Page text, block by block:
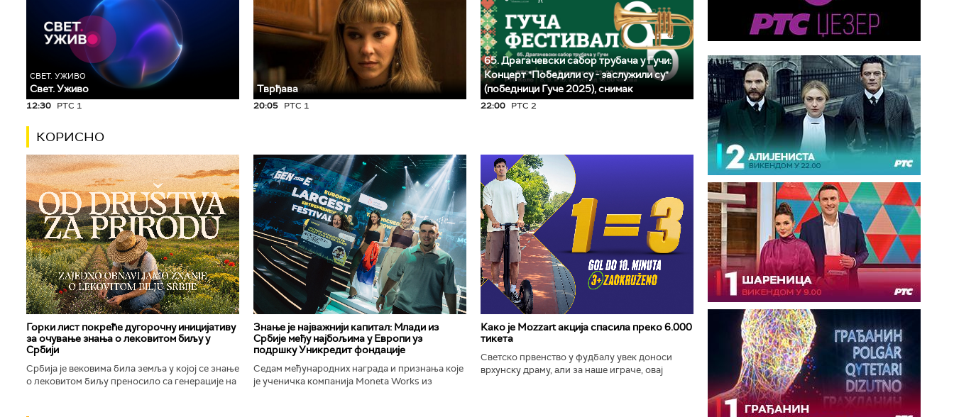
СВЕТ. УЖИВО
Свет. Уживо
12:30 РТС 1
Тврђава
20:05 РТС 1
65. Драгачевски сабор трубача у Гучи:
Концерт "Победили су - заслужили су"
(победници Гуче 2025), снимак
22:00 РТС 2
КОРИСНО
Горки лист покреће дугорочну иницијативу
за очување знања о лековитом биљу у
Србији
Србија је вековима била земља у којој се знање
о лековитом биљу преносило са генерације на
Знање је најважнији капитал: Млади из
Србије међу најбољима у Европи уз
подршку Уникредит фондације
Седам међународних награда и признања које
је ученичка компанија Moneta Works из
Како је Mozzart акција спасила преко 6.000
тикета
Светско првенство у фудбалу увек доноси
врхунску драму, али за наше играче, овај